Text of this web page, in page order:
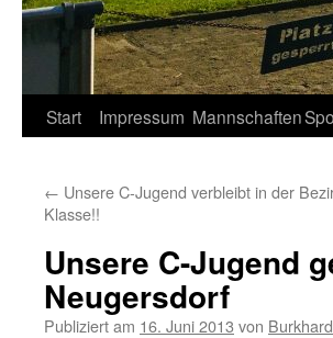
Springe
Inhalt
Start Impressum Mannschaften
← Unsere C-Jugend verbleibt in der
Klasse!!
Unsere C-Jugend
Neugersdorf
Publiziert am 16. Juni 2013 von